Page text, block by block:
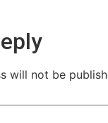
will not be